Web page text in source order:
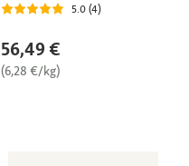
5.0 (4)
56,49 €
(6,28 €/kg)